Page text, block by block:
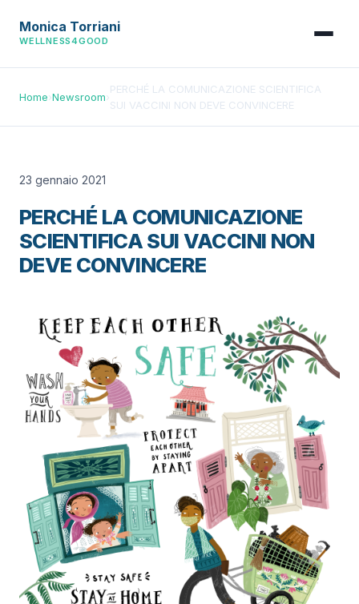
Monica Torriani
WELLNESS4GOOD
Home›Newsroom›
PERCHÉ LA COMUNICAZIONE SCIENTIFICA
SUI VACCINI NON DEVE CONVINCERE
23 gennaio 2021
PERCHÉ LA COMUNICAZIONE
SCIENTIFICA SUI VACCINI NON
DEVE CONVINCERE